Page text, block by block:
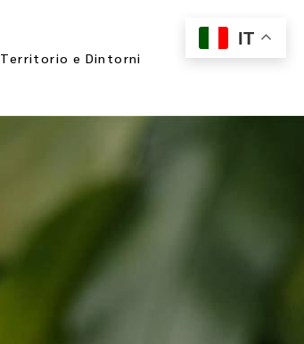
Territorio e Dintorni
IT